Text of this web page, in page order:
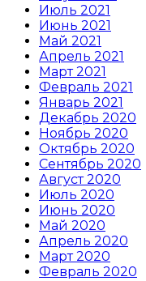
Июль 2021
Июнь 2021
Май 2021
Апрель 2021
Март 2021
Февраль 2021
Январь 2021
Декабрь 2020
Ноябрь 2020
Октябрь 2020
Сентябрь 2020
Август 2020
Июль 2020
Июнь 2020
Май 2020
Апрель 2020
Март 2020
Февраль 2020